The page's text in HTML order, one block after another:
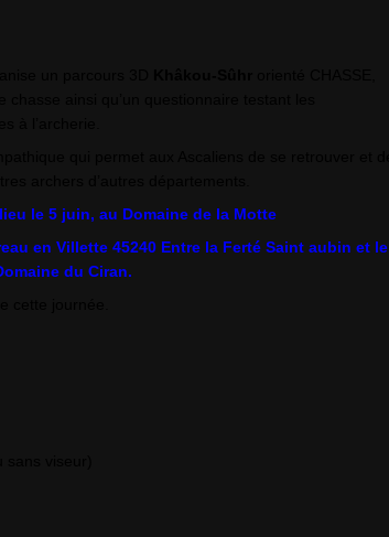
le 5 juin, au Domaine de la Motte
en Villette 45240 Entre la Ferté Saint aubin et le
du Ciran.